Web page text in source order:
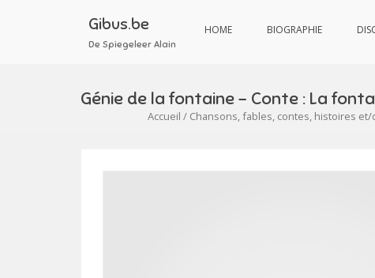
Gibus.be
De Spiegeleer Alain
HOME BIOGRAPHIE
Génie de la fontaine – Conte : La
Accueil / Chansons, fables, contes, histoires